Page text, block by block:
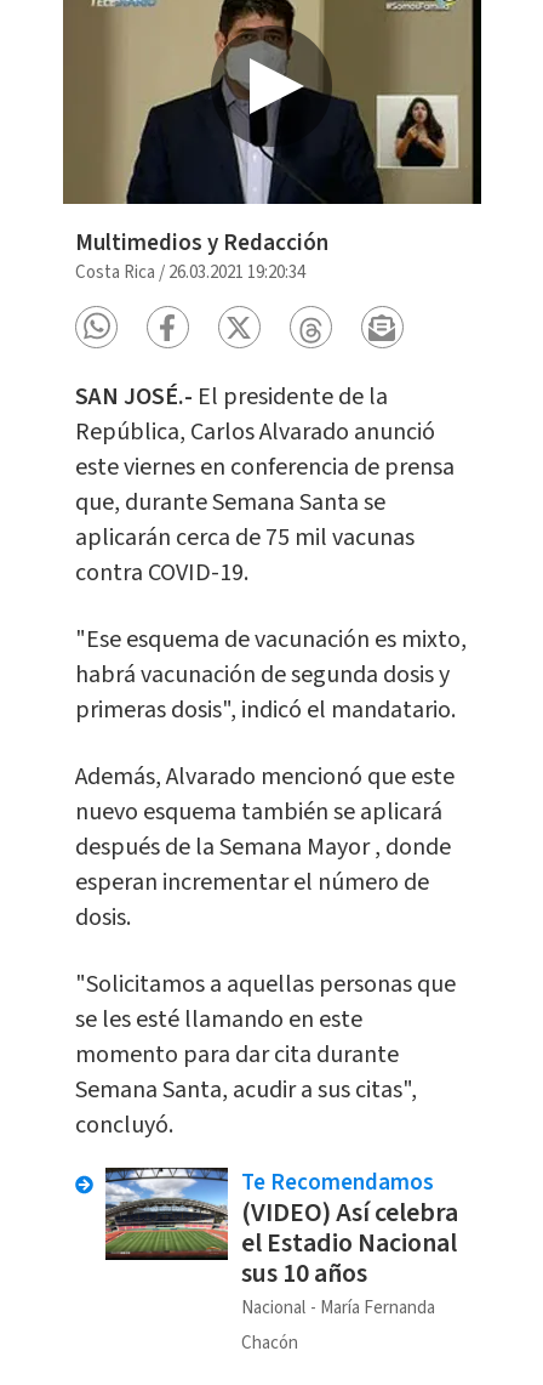
Multimedios y Redacción
Costa Rica /26.03.2021 19:20:34
SAN JOSÉ.- El presidente de la
República, Carlos Alvarado anunció
este viernes en conferencia de prensa
que, durante Semana Santa se
aplicarán cerca de 75 mil vacunas
contra COVID-19.
"Ese esquema de vacunación es mixto,
habrá vacunación de segunda dosis y
primeras dosis", indicó el mandatario.
Además, Alvarado mencionó que este
nuevo esquema también se aplicará
después de la Semana Mayor , donde
esperan incrementar el número de
dosis.
"Solicitamos a aquellas personas que
se les esté llamando en este
momento para dar cita durante
Semana Santa, acudir a sus citas",
concluyó.
Te Recomendamos
(VIDEO) Así celebra
el Estadio Nacional
sus 10 años
Nacional
María Fernanda
Chacón